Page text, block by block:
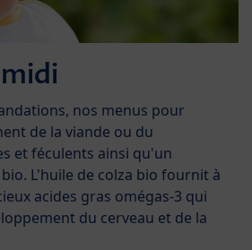
nos menus pour
de la viande ou du
et féculents ainsi qu'un
L'huile de colza bio fournit à
acides gras omégas-3 qui
du cerveau et de la